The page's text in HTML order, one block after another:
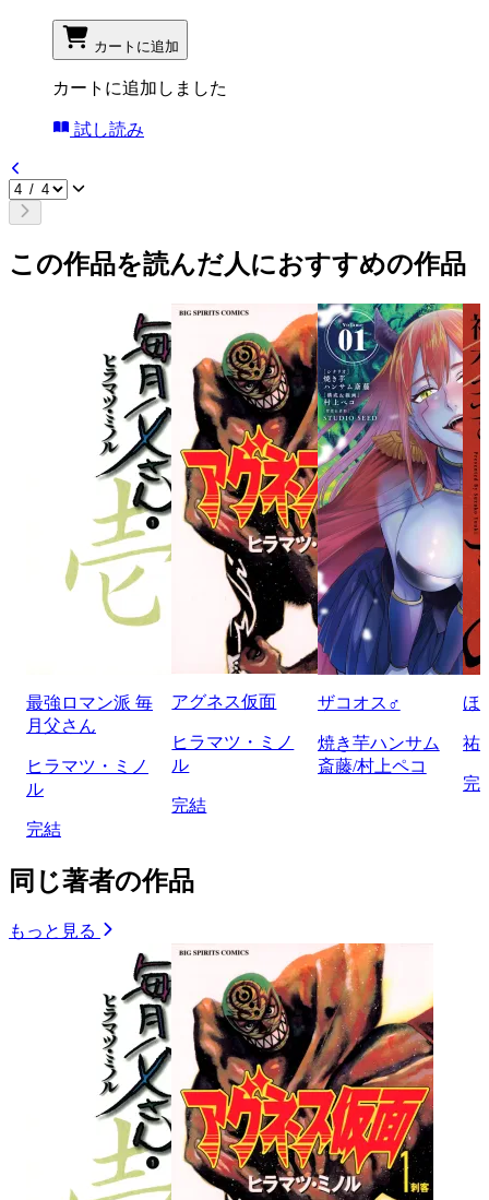
カートに追加
カートに追加しました
試し読み
この作品を読んだ人におすすめの作品
最強ロマン派 毎
月父さん
ヒラマツ・ミノ
ル
完結
アグネス仮面
ヒラマツ・ミノ
ル
完結
ザコオス♂
焼き芋ハンサム
斎藤/村上ペコ
ほ
祐
完
同じ著者の作品
もっと見る